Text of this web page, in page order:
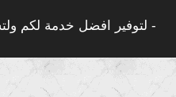
لتوفير افضل خدمة لكم